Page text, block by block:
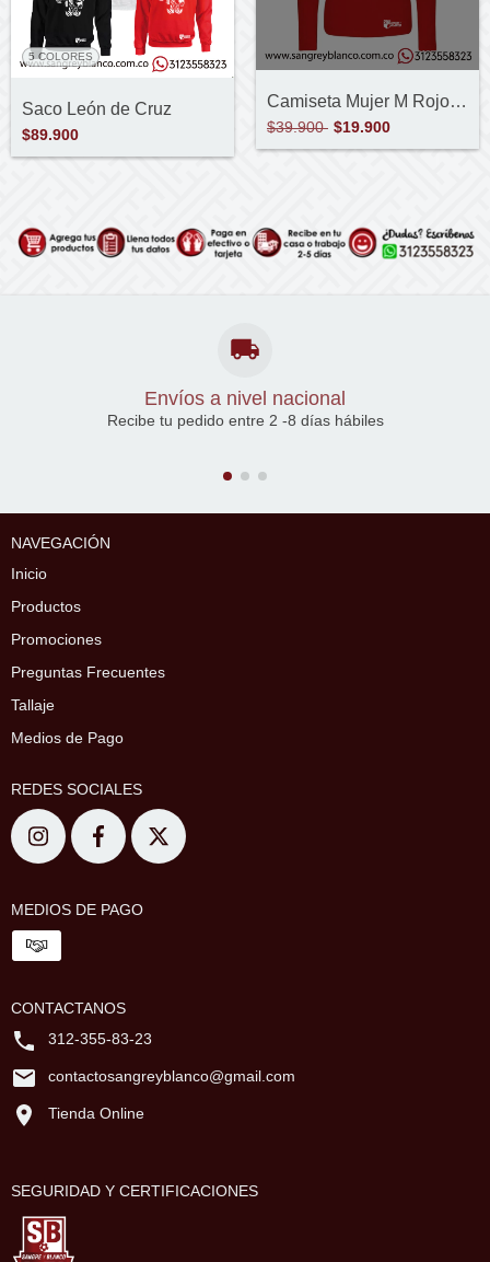
5 COLORES
Saco León de Cruz
$89.900
Camiseta Mujer M Rojo - Cruz León
$39.900 $19.900
Envíos a nivel nacional
Recibe tu pedido entre 2 -8 días hábiles
NAVEGACIÓN
Inicio
Productos
Promociones
Preguntas Frecuentes
Tallaje
Medios de Pago
REDES SOCIALES
MEDIOS DE PAGO
CONTACTANOS
312-355-83-23
contactosangreyblanco@gmail.com
Tienda Online
SEGURIDAD Y CERTIFICACIONES